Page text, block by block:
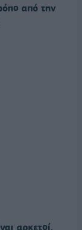
από την
αρκετοί,